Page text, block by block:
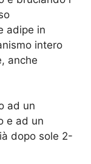
adipe in
intero
anche
ad un
e ad un
dopo sole 2-